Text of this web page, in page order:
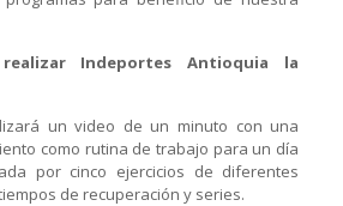
Indeportes Antioquia la
un video de un minuto con una
como rutina de trabajo para un día
por cinco ejercicios de diferentes
de recuperación y series.